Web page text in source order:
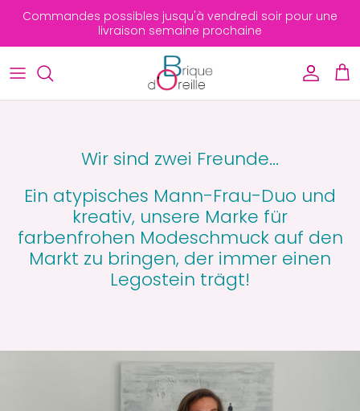
Direkt
Inhalt
Commandes possibles jusqu'à vendredi soir pour une
livraison semaine prochaine
Nouveautés
Les Bracelets bestsellers
Colliers, Pin's, Bagues
Art de la table
Für Männer
Geschenkideen für Frauen und Mädchen
Geschenkideen für Männer und Jungen
Religiöse Geschenke
Wir sind zwei Freunde...
Ein atypisches Mann-Frau-Duo und
kreativ, unsere Marke für
farbenfrohen Modeschmuck auf den
Markt zu bringen, der immer einen
Legostein trägt!